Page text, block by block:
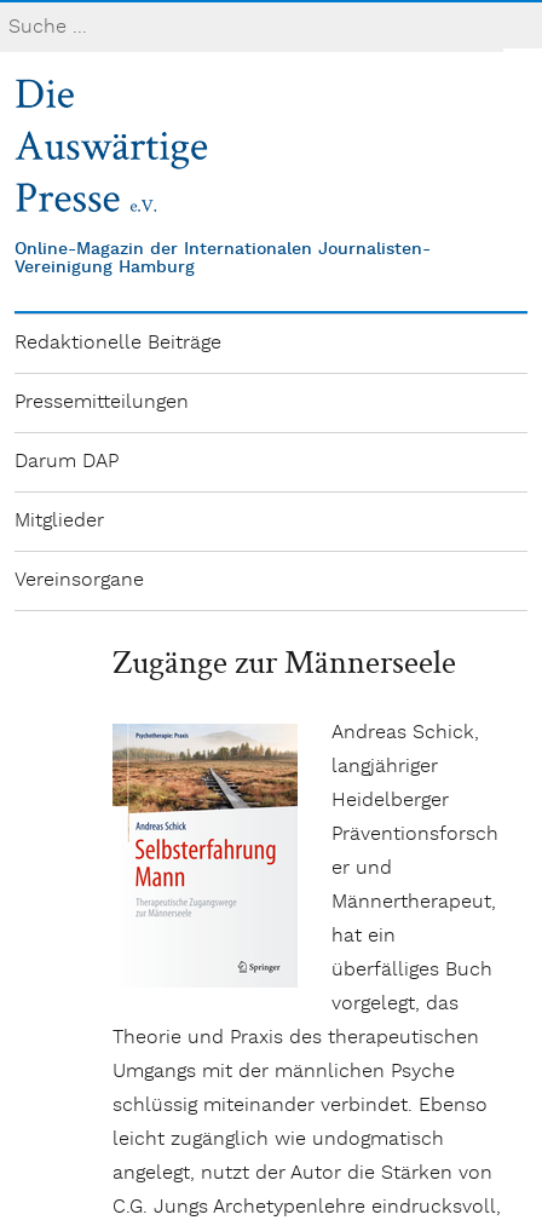
Online-Magazin der Internationalen Journalisten-
Vereinigung Hamburg
Redaktionelle Beiträge
Pressemitteilungen
Darum DAP
Mitglieder
Vereinsorgane
Zugänge zur Männerseele
Andreas Schick,
langjähriger
Heidelberger
Präventionsforsch
er und
Männertherapeut,
hat ein
überfälliges Buch
vorgelegt, das
Theorie und Praxis des therapeutischen
Umgangs mit der männlichen Psyche
schlüssig miteinander verbindet. Ebenso
leicht zugänglich wie undogmatisch
angelegt, nutzt der Autor die Stärken von
C.G. Jungs Archetypenlehre eindrucksvoll,